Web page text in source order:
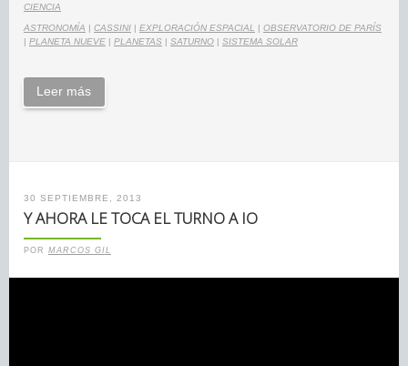
CIENCIA
ASTRONOMÍA | CASSINI | EXPLORACIÓN ESPACIAL | OBSERVATORIO DE PARÍS
| PLANETA NUEVE | PLANETAS | SATURNO | SISTEMA SOLAR
Leer más
30 SEPTIEMBRE, 2013
Y AHORA LE TOCA EL TURNO A IO
POR MARCOS GIL